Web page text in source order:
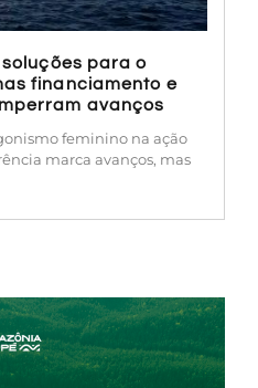
para o
financiamento e
avanços
feminino na ação
marca avanços, mas